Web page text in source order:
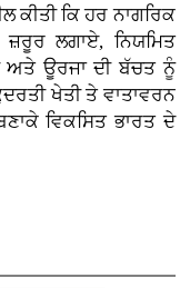
ਕੀਤੀ ਕਿ ਹਰ ਨਾਗਰਿਕ
ਲਗਾਏ, ਨਿਯਮਿਤ
ਅਤੇ ਊਰਜਾ ਦੀ ਬੱਚਤ ਨੂੰ
ਖੇਤੀ ਤੇ ਵਾਤਾਵਰਨ
ਵਿਕਸਿਤ ਭਾਰਤ ਦੇ